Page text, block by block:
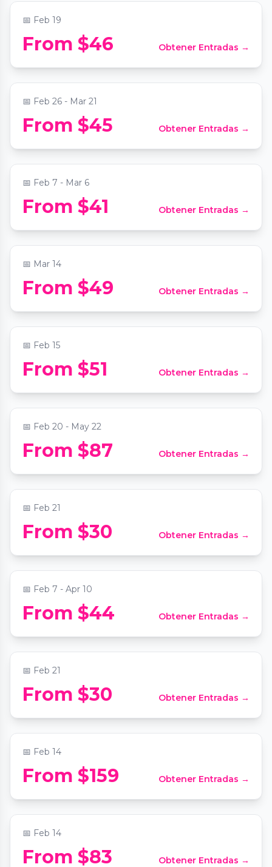
📅 Feb 19
From $46 Obtener Entradas →
Candlelight: Coldplay & Imagine Dragons
📍The Wimbish House
📅 Feb 26 - Mar 21
From $45 Obtener Entradas →
Candlelight: Featuring Vivaldi's Four
Seasons and More
📍The Chapel on Sycamore
📅 Feb 7 - Mar 6
From $41 Obtener Entradas →
Candlelight: The Best of Hans Zimmer
📍Magnolia Hall
📅 Mar 14
From $49 Obtener Entradas →
Candlelight: From Bach to The Beatles
📍Performing Arts Studio
📅 Feb 15
From $51 Obtener Entradas →
Dining in the Dark: A Unique Blindfolded
Dining Experience at Commerce Club
Atlanta
📍The Commerce Club Atlanta
📅 Feb 20 - May 22
From $87 Obtener Entradas →
Candlelight: Tribute to Drake
📍Greater Atlanta Christian School
📅 Feb 21
From $30 Obtener Entradas →
Candlelight: The Lord of the Rings
📍The Chapel on Sycamore
📅 Feb 7 - Apr 10
From $44 Obtener Entradas →
Candlelight: The Best of Hans Zimmer
📍Greater Atlanta Christian School
📅 Feb 21
From $30 Obtener Entradas →
Love at First Scent: Valentine’s Perfume-
Making Experience
📍441 Vision Drive, Suite G104, Cumming GA 30040
📅 Feb 14
From $159 Obtener Entradas →
Candlelight: Valentine's Day Special
📍The Wimbish House
📅 Feb 14
From $83 Obtener Entradas →
Couple's Chair Massage & Candle Making